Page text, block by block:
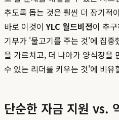
추도록 돕는 것은 훨씬 더 장기적
바로 이것이YLC 월드비전이 추
기부가 '물고기를 주는 것'에 집중
을 가르치고, 더 나아가 양식장을
수 있는 리더를 키우는 것'에 비유
단순한 자금 지원 vs.